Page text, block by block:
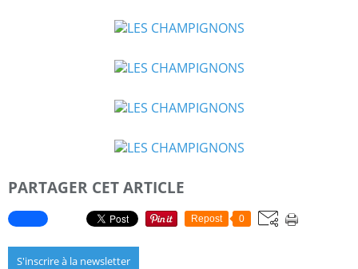
PARTAGER CET ARTICLE
Repost 0
S'inscrire à la newsletter